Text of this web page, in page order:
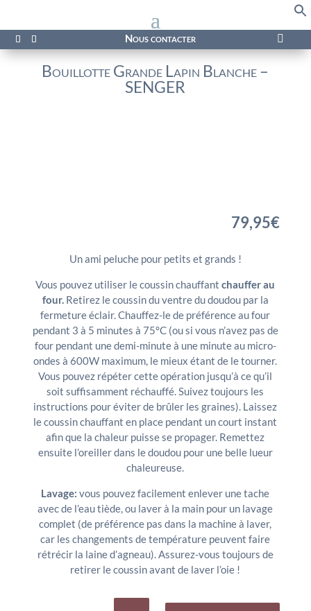
Nous contacter 
Bouillotte Grande Lapin Blanche –
SENGER
79,95€
Un ami peluche pour petits et grands !
Vous pouvez utiliser le coussin chauffantchauffer au
four. Retirez le coussin du ventre du doudou par la
fermeture éclair. Chauffez-le de préférence au four
pendant 3 à 5 minutes à 75°C (ou si vous n’avez pas de
four pendant une demi-minute à une minute au micro-
ondes à 600W maximum, le mieux étant de le tourner.
Vous pouvez répéter cette opération jusqu’à ce qu’il
soit suffisamment réchauffé. Suivez toujours les
instructions pour éviter de brûler les graines). Laissez
le coussin chauffant en place pendant un court instant
afin que la chaleur puisse se propager. Remettez
ensuite l’oreiller dans le doudou pour une belle lueur
chaleureuse.
Lavage: vous pouvez facilement enlever une tache
avec de l’eau tiède, ou laver à la main pour un lavage
complet (de préférence pas dans la machine à laver,
car les changements de température peuvent faire
rétrécir la laine d’agneau). Assurez-vous toujours de
retirer le coussin avant de laver l’oie !
quantité